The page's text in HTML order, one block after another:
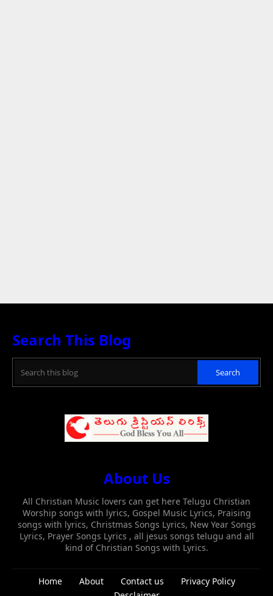
Search This Blog
About Us
All Christian Music lovers can get here Telugu Christian
Worship songs with lyrics, Gospel Music Lyrics, Praising
songs with lyrics, Christmas Songs Lyrics, New Year Songs
Lyrics, Prayer Songs Lyrics , all jesus songs telugu and all
kind of Christian Songs with Lyrics.
Home About Contact us
Privacy Policy